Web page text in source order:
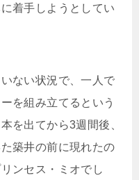
着手しようとしてい
ない状況で、一人で
を組み立てるという
を出てから3週間後、
築井の前に現れたの
ンセス・ミオでし